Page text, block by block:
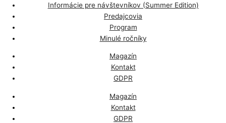
Informácie pre návštevníkov (Summer Edition)
Predajcovia
Program
Minulé ročníky
Magazín
Kontakt
GDPR
Magazín
Kontakt
GDPR